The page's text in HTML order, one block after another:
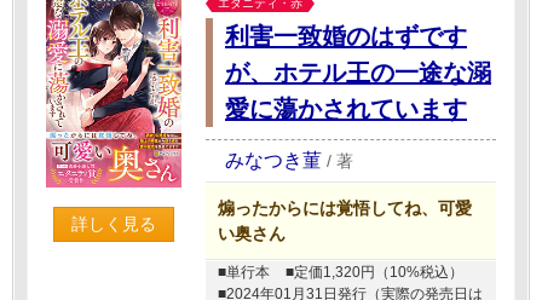
詳しく見る
利害一致婚のはずです
が、ホテル王の一途な溺
愛に蕩かされています
みなつき菫 / 著
煽ったからには覚悟してね、可愛
い奥さん
■単行本
■定価1,320円（10%税込）
■2024年01月31日発行（実際の発売日は